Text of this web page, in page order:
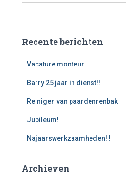
n
Recente berichten
Vacature monteur
Barry 25 jaar in dienst!!
Reinigen van paardenrenbak
Jubileum!
Najaarswerkzaamheden!!!
Archieven